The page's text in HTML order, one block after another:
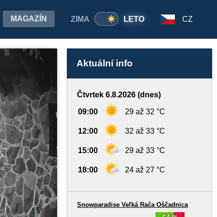
ZIMA LETO
MAGAZÍN CZ
Aktuální info
Čtvrtek 6.8.2026 (dnes)
09:00 29 až 32 °C
12:00 32 až 33 °C
15:00 29 až 33 °C
18:00 24 až 27 °C
Snowparadise Veľká Rača Oščadnica